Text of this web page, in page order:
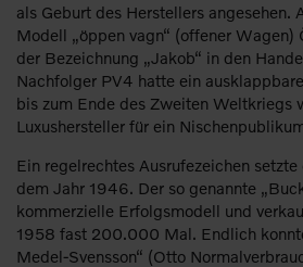
als Geburt des Herstellers angesehen.
Modell „öppen vagn“ (offener Wagen)
der Bezeichnung „Jakob“ in den
Nachfolger PV4 hatte ein
bis zum Ende des Zweiten Weltkriegs
Luxushersteller für ein
Ein regelrechtes Ausrufezeichen
dem Jahr 1946. Der so genannte
kommerzielle Erfolgsmodell und
1958 fast 200.000 Mal. Endlich
Medel-Svensson“ (Otto